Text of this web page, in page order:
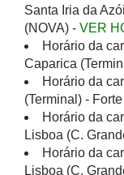
Santa Iria da
(NOVA) - VER
Horário da
Caparica
Horário da
(Terminal) -
Horário da
Lisboa (C.
Horário da
Lisboa (C.